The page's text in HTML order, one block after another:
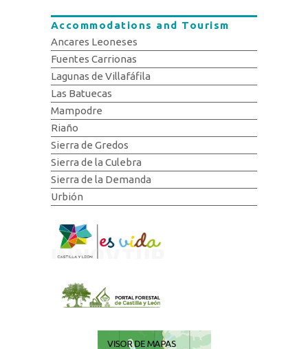
Accommodations and Tourism
Ancares Leoneses
Fuentes Carrionas
Lagunas de Villafáfila
Las Batuecas
Mampodre
Riaño
Sierra de Gredos
Sierra de la Culebra
Sierra de la Demanda
Urbión